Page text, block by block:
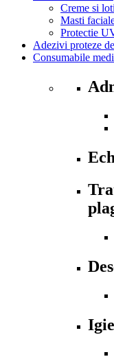
Creme si
Masti
Protectie
Adezivi proteze
Consumabile